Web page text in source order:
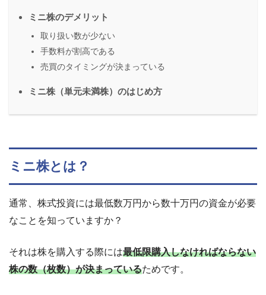
ミニ株のデメリット
取り扱い数が少ない
手数料が割高である
売買のタイミングが決まっている
ミニ株（単元未満株）のはじめ方
ミニ株とは？
通常、株式投資には最低数万円から数十万円の資金が必要
なことを知っていますか？
それは株を購入する際には最低限購入しなければならない
株の数（枚数）が決まっているためです。